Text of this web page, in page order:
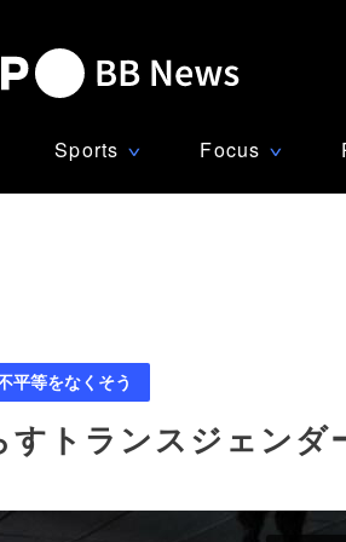
Sports ∨ Focus ∨
平等をなくそう
トランスジェンダ